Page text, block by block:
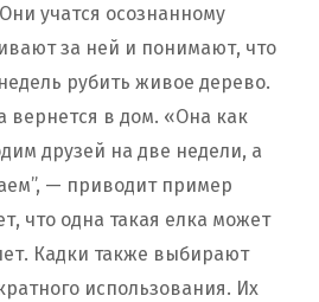
учатся осознанному
за ней и понимают, что
рубить живое дерево.
вернется в дом. «Она как
друзей на две недели, а
— приводит пример
что одна такая елка может
Кадки также выбирают
использования. Их